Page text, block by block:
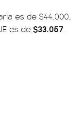
es de $44.000,
es de $33.057.